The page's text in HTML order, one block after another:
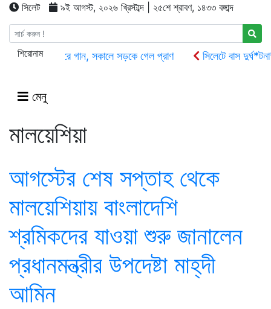
সিলেট ৯ই আগস্ট, ২০২৬ খ্রিস্টাব্দ | ২৫শে শ্রাবণ, ১৪৩৩ বঙ্গাব্দ
শিরোনাম
সিলেটের মাজারে গান, সকালে সড়কে গেল প্রাণ
সিলেটে বাস
বিদ্যুতের শকে নি/হ/ত- ২
মেনু
মালয়েশিয়া
আগস্টের শেষ সপ্তাহ থেকে
মালয়েশিয়ায় বাংলাদেশি
শ্রমিকদের যাওয়া শুরু জানালেন
প্রধানমন্ত্রীর উপদেষ্টা মাহ্‌দী
আমিন